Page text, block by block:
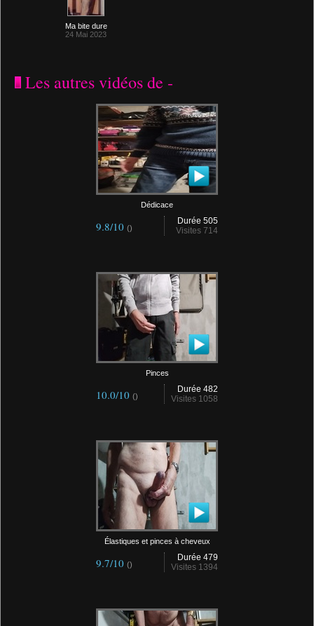
Ma bite dure
24 Mai 2023
Les autres vidéos de -
Dédicace
Durée 505
Visites 714
9.8/10 ()
Pinces
Durée 482
Visites 1058
10.0/10 ()
Élastiques et pinces à cheveux
Durée 479
Visites 1394
9.7/10 ()